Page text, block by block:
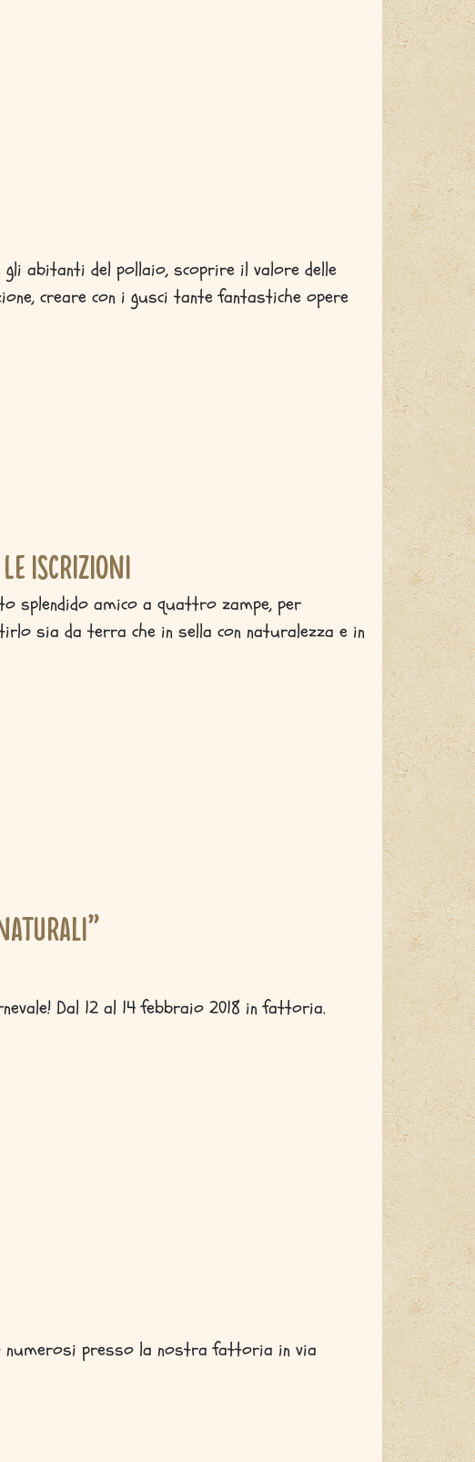
abitanti del pollaio, scoprire il valore delle
creare con i gusci tante fantastiche opere
le iscrizioni
splendido amico a quattro zampe, per
sia da terra che in sella con naturalezza e in
Dal 12 al 14 febbraio 2018 in fattoria.
numerosi presso la nostra fattoria in via